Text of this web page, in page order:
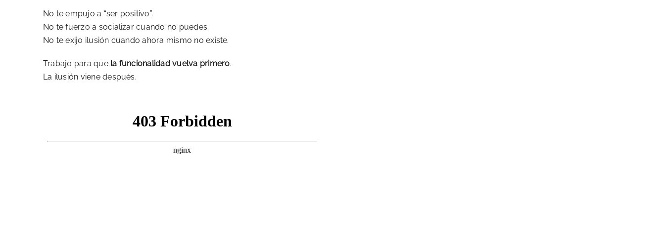
No te empujo a “ser positivo”.
No te fuerzo a socializar cuando no puedes.
No te exijo ilusión cuando ahora mismo no existe.
Trabajo para que la funcionalidad vuelva primero.
La ilusión viene después.